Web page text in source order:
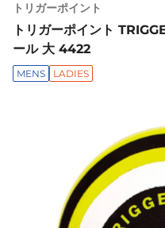
トリガーポイント
トリガーポイント
ール 大 4422
MENS LADIES